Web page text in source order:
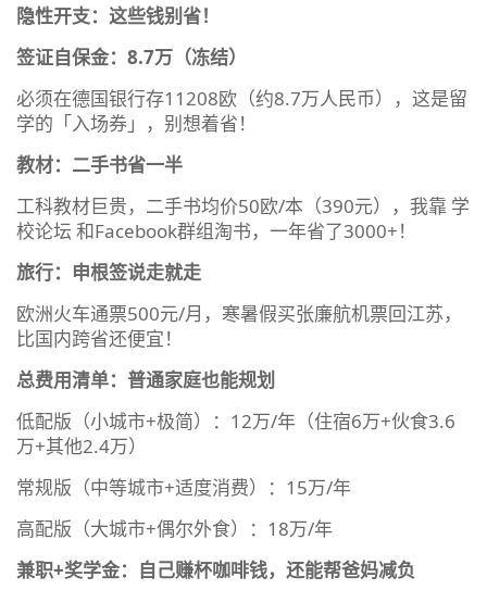
隐性开支：这些钱别省！
签证自保金：8.7万（冻结）
必须在德国银行存11208欧（约8.7万人民币），这是留
学的「入场券」，别想着省！
教材：二手书省一半
工科教材巨贵，二手书均价50欧/本（390元），我靠 学
校论坛 和Facebook群组淘书，一年省了3000+！
旅行：申根签说走就走
欧洲火车通票500元/月，寒暑假买张廉航机票回江苏，
比国内跨省还便宜！
总费用清单：普通家庭也能规划
低配版（小城市+极简）：12万/年（住宿6万+伙食3.6
万+其他2.4万）
常规版（中等城市+适度消费）：15万/年
高配版（大城市+偶尔外食）：18万/年
兼职+奖学金：自己赚杯咖啡钱，还能帮爸妈减负